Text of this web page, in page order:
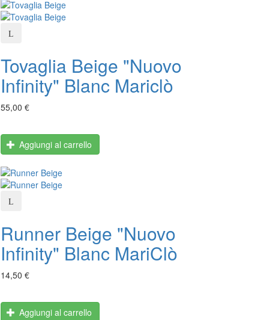
Tovaglia Beige "Nuovo
Infinity" Blanc Mariclò
55,00 €
Aggiungi al carrello
Runner Beige "Nuovo
Infinity" Blanc MariClò
14,50 €
Aggiungi al carrello